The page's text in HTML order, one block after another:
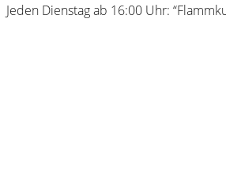
Jeden Dienstag ab 16:00 Uhr: